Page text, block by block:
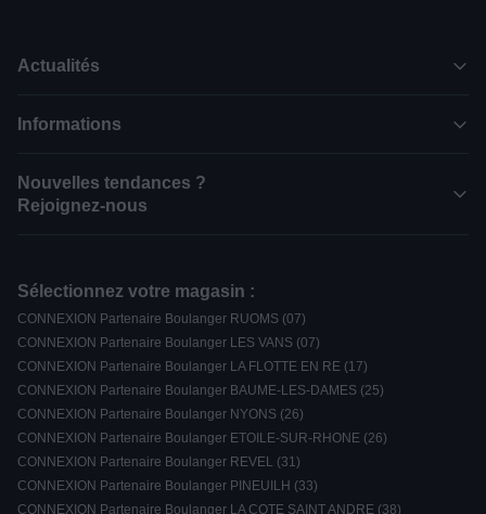
Actualités
Informations
Nouvelles tendances ?
Rejoignez-nous
Sélectionnez votre magasin :
CONNEXION Partenaire Boulanger RUOMS (07)
CONNEXION Partenaire Boulanger LES VANS (07)
CONNEXION Partenaire Boulanger LA FLOTTE EN RE (17)
CONNEXION Partenaire Boulanger BAUME-LES-DAMES (25)
CONNEXION Partenaire Boulanger NYONS (26)
CONNEXION Partenaire Boulanger ETOILE-SUR-RHONE (26)
CONNEXION Partenaire Boulanger REVEL (31)
CONNEXION Partenaire Boulanger PINEUILH (33)
CONNEXION Partenaire Boulanger LA COTE SAINT ANDRE (38)